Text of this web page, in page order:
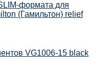
формата для
(Гамильтон) relief
VG1006-15 black